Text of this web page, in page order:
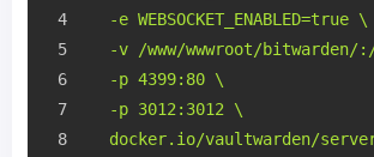
  -e WEBSOCKET_ENABLED=true \
-v /www/wwwroot/bitwarden/
  -p 4399:80 \
  -p 3012:3012 \
docker.io/vaultwarden/